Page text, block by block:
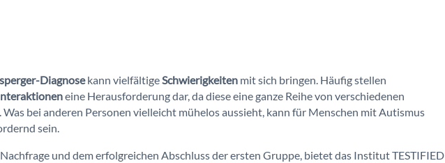
Diagnosekann vielfältigeSchwierigkeiten mit sich bringen. Häufig stellen
eine Herausforderung dar, da diese eine ganze Reihe von verschiedenen
bei anderen Personen vielleicht mühelos aussieht, kann für Menschen mit Autismus
sein.
und dem erfolgreichen Abschluss der ersten Gruppe, bietet das Institut TESTIFIED